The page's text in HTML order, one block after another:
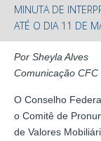
MINUTA DE
ATÉ O DIA 11 DE
Por Sheyla Alves
Comunicação CFC
O Conselho
o Comitê de
de Valores